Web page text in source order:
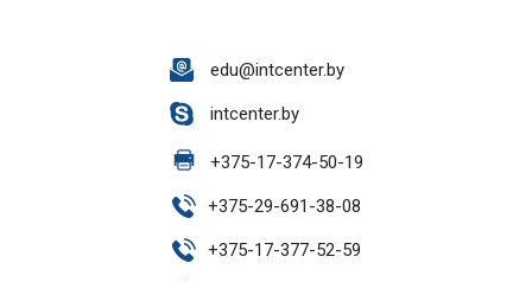
edu@intcenter.by
intcenter.by
+375-17-374-50-19
+375-29-691-38-08
+375-17-377-52-59